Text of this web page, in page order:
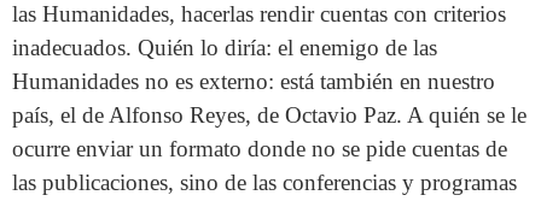
las Humanidades, hacerlas rendir cuentas con criterios
inadecuados. Quién lo diría: el enemigo de las
Humanidades no es externo: está también en nuestro
país, el de Alfonso Reyes, de Octavio Paz. A quién se le
ocurre enviar un formato donde no se pide cuentas de
las publicaciones, sino de las conferencias y programas